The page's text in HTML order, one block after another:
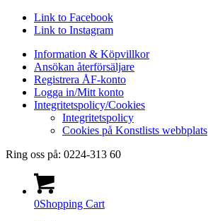
Link to Facebook
Link to Instagram
Information & Köpvillkor
Ansökan återförsäljare
Registrera ÅF-konto
Logga in/Mitt konto
Integritetspolicy/Cookies
Integritetspolicy
Cookies på Konstlists webbplats
Ring oss på: 0224-313 60
0Shopping Cart